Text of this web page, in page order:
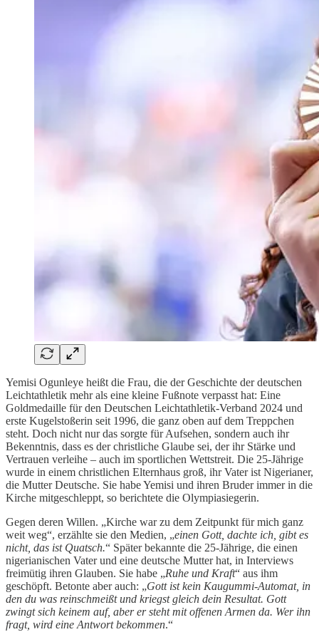
Yemisi Ogunleye heißt die Frau, die der Geschichte der deutschen
Leichtathletik mehr als eine kleine Fußnote verpasst hat: Eine
Goldmedaille für den Deutschen Leichtathletik-Verband 2024 und
erste Kugelstoßerin seit 1996, die ganz oben auf dem Treppchen
steht. Doch nicht nur das sorgte für Aufsehen, sondern auch ihr
Bekenntnis, dass es der christliche Glaube sei, der ihr Stärke und
Vertrauen verleihe – auch im sportlichen Wettstreit. Die 25-Jährige
wurde in einem christlichen Elternhaus groß, ihr Vater ist Nigerianer,
die Mutter Deutsche. Sie habe Yemisi und ihren Bruder immer in die
Kirche mitgeschleppt, so berichtete die Olympiasiegerin.
Gegen deren Willen. „Kirche war zu dem Zeitpunkt für mich ganz
weit weg“, erzählte sie den Medien, „einen Gott, dachte ich, gibt es
nicht, das ist Quatsch.“ Später bekannte die 25-Jährige, die einen
nigerianischen Vater und eine deutsche Mutter hat, in Interviews
freimütig ihren Glauben. Sie habe „Ruhe und Kraft“ aus ihm
geschöpft. Betonte aber auch: „Gott ist kein Kaugummi-Automat, in
den du was reinschmeißt und kriegst gleich dein Resultat. Gott
zwingt sich keinem auf, aber er steht mit offenen Armen da. Wer ihn
fragt, wird eine Antwort bekommen.“